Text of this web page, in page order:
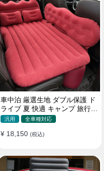
車中泊 厳選生地 ダブル保護 ド
ライブ 夏 快適 キャンプ 旅行
収納便利 全車種 多色 エアーベ
汎用 全車種対応
¥ 18,150 (税込)